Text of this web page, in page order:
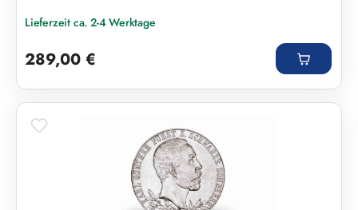
Lieferzeit ca. 2-4 Werktage
289,00 €